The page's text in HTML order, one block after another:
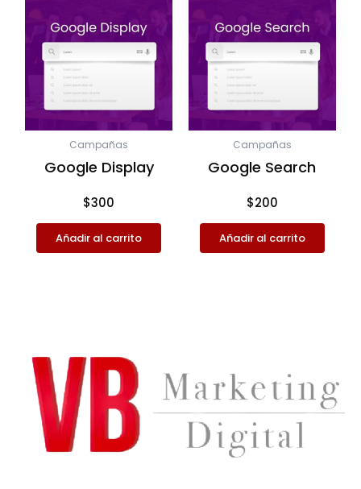
Campañas
Google Display
$300
Añadir al carrito
Campañas
Google Search
$200
Añadir al carrito